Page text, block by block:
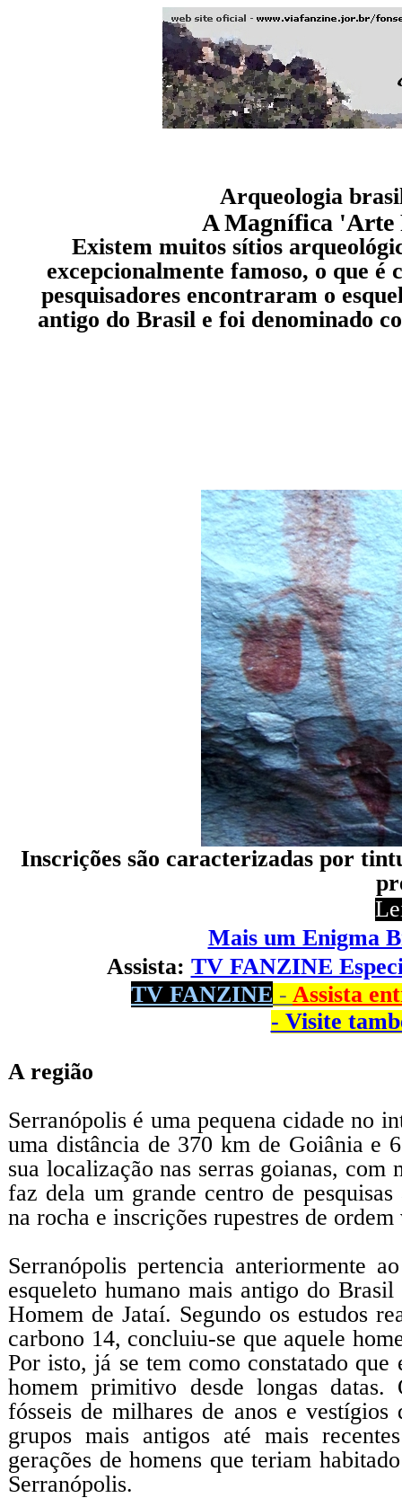
Arqueologia
A Magnífica 'Arte
Existem muitos sítios
excepcionalmente famoso, o que é
pesquisadores encontraram o
antigo do Brasil e foi denominado
Inscrições são caracterizadas por
Mais um Enigma
Assista: TV FANZINE
TV FANZINE - Assista
- Visite
A região
Serranópolis é uma pequena cidade no
uma distância de 370 km de Goiânia e
sua localização nas serras goianas, com
faz dela um grande centro de
na rocha e inscrições rupestres de
Serranópolis pertencia anteriormente
esqueleto humano mais antigo do
Homem de Jataí. Segundo os estudos
carbono 14, concluiu-se que aquele
Por isto, já se tem como constatado
homem primitivo desde longas datas.
fósseis de milhares de anos e
grupos mais antigos até mais
gerações de homens que teriam
Serranópolis.